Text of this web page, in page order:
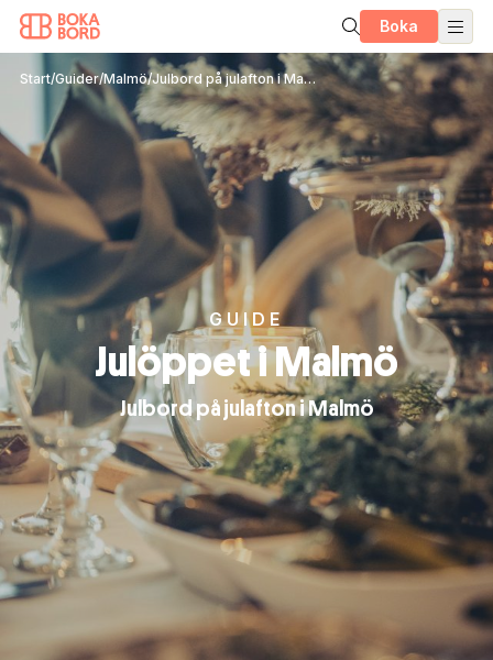
Boka
Start/Guider/Malmö/ Julbord på julafton i Malmö – restauranger som har öppet
GUIDE
Julöppet i Malmö
Julbord på julafton i Malmö